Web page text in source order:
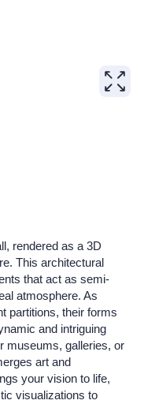
rendered as a 3D
This architectural
that act as semi-
atmosphere. As
partitions, their forms
and intriguing
museums, galleries, or
art and
your vision to life,
visualizations to